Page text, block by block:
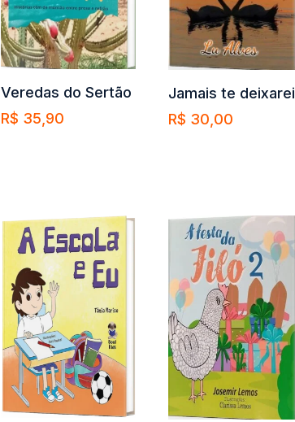
Veredas do Sertão
R$ 35,90
Jamais te deixarei
R$ 30,00